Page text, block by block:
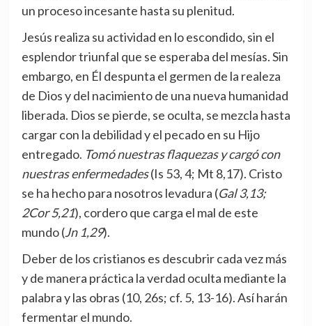
un proceso incesante hasta su plenitud.
Jesús realiza su actividad en lo escondido, sin el
esplendor triunfal que se esperaba del mesías. Sin
embargo, en Él despunta el germen de la realeza
de Dios y del nacimiento de una nueva humanidad
liberada. Dios se pierde, se oculta, se mezcla hasta
cargar con la debilidad y el pecado en su Hijo
entregado. Tomó nuestras flaquezas y cargó con
nuestras enfermedades(Is 53, 4; Mt 8,17). Cristo
se ha hecho para nosotros levadura (Gal 3,13;
2Cor 5,21), cordero que carga el mal de este
mundo (Jn 1,29).
Deber de los cristianos es descubrir cada vez más
y de manera práctica la verdad oculta mediante la
palabra y las obras (10, 26s; cf. 5, 13-16). Así harán
fermentar el mundo.